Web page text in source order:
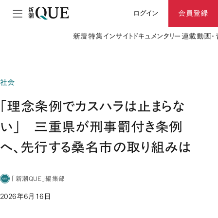
ログイン 会員登録
新着特集 インサイト ドキュメンタリー 連載動画
社会
「理念条例でカスハラは止まらな
い」 三重県が刑事罰付き条例
へ、先行する桑名市の取り組みは
「新潮QUE」編集部
2026年6月16日